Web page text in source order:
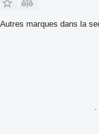
Autres marques dans la